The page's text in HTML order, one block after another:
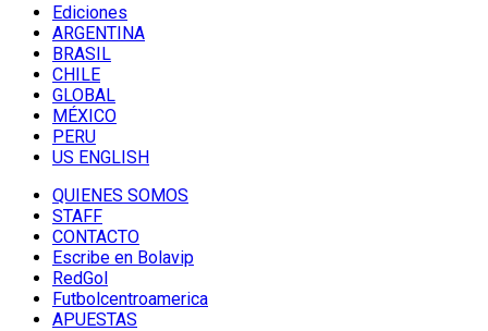
Ediciones
ARGENTINA
BRASIL
CHILE
GLOBAL
MÉXICO
PERU
US ENGLISH
QUIENES SOMOS
STAFF
CONTACTO
Escribe en Bolavip
RedGol
Futbolcentroamerica
APUESTAS